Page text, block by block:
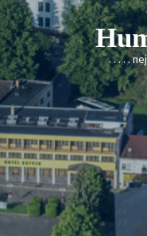
Skip
to
content
. . . . .